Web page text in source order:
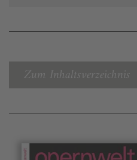
Zum Inhaltsverzeichnis